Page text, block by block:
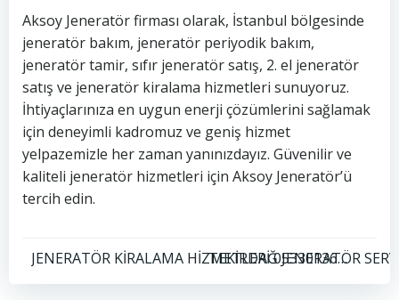
Aksoy Jeneratör firması olarak, İstanbul bölgesinde
jeneratör bakım, jeneratör periyodik bakım,
jeneratör tamir, sıfır jeneratör satış, 2. el jeneratör
satış ve jeneratör kiralama hizmetleri sunuyoruz.
İhtiyaçlarınıza en uygun enerji çözümlerini sağlamak
için deneyimli kadromuz ve geniş hizmet
yelpazemizle her zaman yanınızdayız. Güvenilir ve
kaliteli jeneratör hizmetleri için Aksoy Jeneratör’ü
tercih edin.
Yazı
JENERATÖR KİRALAMA HİZMETLERİ 05330136752
Yazı
TEKİRDAĞ JENERATÖR